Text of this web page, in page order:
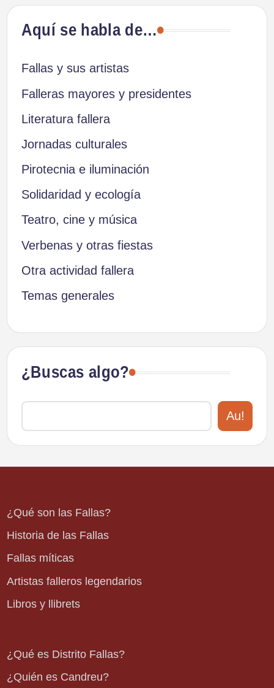
Aquí se habla de…
Fallas y sus artistas
Falleras mayores y presidentes
Literatura fallera
Jornadas culturales
Pirotecnia e iluminación
Solidaridad y ecología
Teatro, cine y música
Verbenas y otras fiestas
Otra actividad fallera
Temas generales
¿Buscas algo?
Au!
¿Qué son las Fallas?
Historia de las Fallas
Fallas míticas
Artistas falleros legendarios
Libros y llibrets
¿Qué es Distrito Fallas?
¿Quién es Candreu?